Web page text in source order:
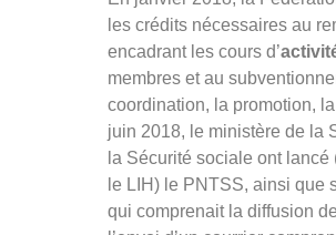
les crédits nécessaires au
encadrant les cours d’
membres et au
coordination, la promotion,
juin 2018, le ministère de la
la Sécurité sociale ont
le LIH) le PNTSS, ainsi que
qui comprenait la diffusion de